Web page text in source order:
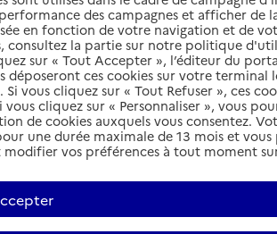
par:
Raymond Gernez
des campagnes et afficher de
en fonction de votre navigation et de
consultez la partie sur notre politique
sur « Tout Accepter », l’éditeur du
déposeront ces cookies sur votre terminal
Si vous cliquez sur « Tout Refuser », ces
vous cliquez sur « Personnaliser », vous
de cookies auxquels vous consentez.
une durée maximale de 13 mois et
vos préférences à tout moment